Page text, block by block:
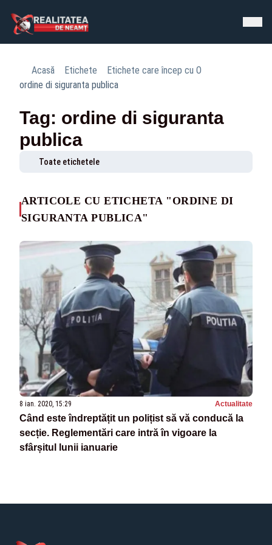
Acasă Etichete
Etichete care încep cu O
ordine di siguranta publica
Tag: ordine di siguranta
publica
Toate etichetele
ARTICOLE CU ETICHETA "ORDINE DI
SIGURANTA PUBLICA"
8 ian. 2020, 15:29 Actualitate
Când este îndreptățit un polițist să vă conducă la
secție. Reglementări care intră în vigoare la
sfârșitul lunii ianuarie